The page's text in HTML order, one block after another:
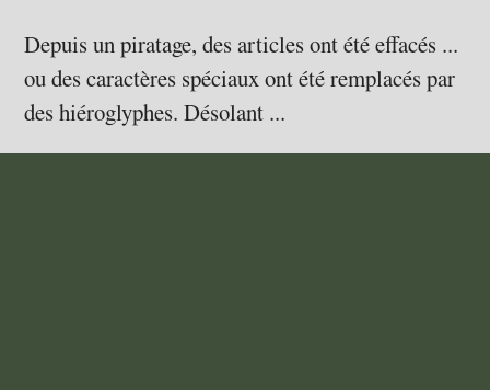
Depuis un piratage, des articles ont été effacés ...
ou des caractères spéciaux ont été remplacés par
des hiéroglyphes. Désolant ...